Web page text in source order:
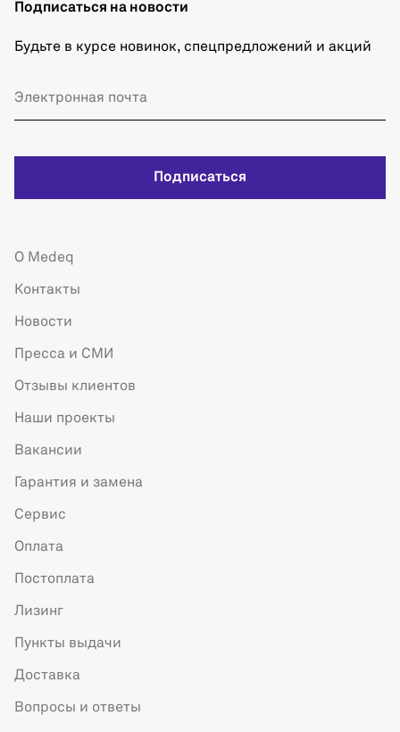
Подписаться на новости
Будьте в курсе новинок, спецпредложений и акций
Подписаться
О Medeq
Контакты
Новости
Пресса и СМИ
Отзывы клиентов
Наши проекты
Вакансии
Гарантия и замена
Сервис
Оплата
Постоплата
Лизинг
Пункты выдачи
Доставка
Вопросы и ответы